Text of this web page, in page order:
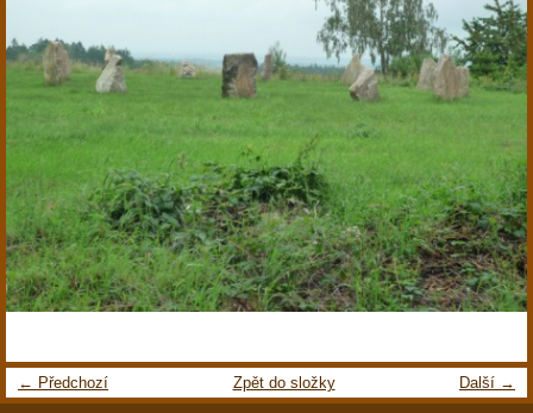
← Předchozí Další →
Zpět do složky